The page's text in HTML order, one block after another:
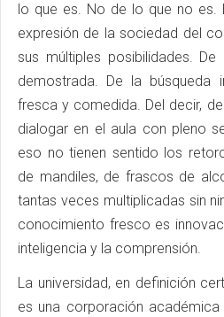
lo que es. No de lo que no es.
expresión de la sociedad del
sus múltiples posibilidades.
demostrada. De la búsqueda
fresca y comedida. Del decir,
dialogar en el aula con pleno
eso no tienen sentido los
de mandiles, de frascos de
tantas veces multiplicadas sin
conocimiento fresco es
inteligencia y la comprensión.
La universidad, en definición
es una corporación